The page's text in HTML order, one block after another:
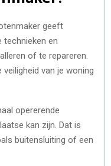
geeft
technieken en
of te repareren.
van je woning
opererende
kan zijn. Dat is
buitensluiting of een